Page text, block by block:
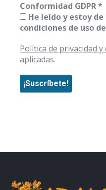
Conformidad GDPR*
He leído y estoy
condiciones de uso
Política de privacidad
aplicadas.